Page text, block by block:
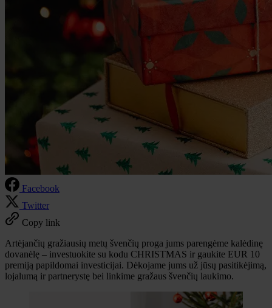
Facebook
Twitter
Copy link
Artėjančių gražiausių metų švenčių proga jums parengėme kalėdinę
dovanėlę – investuokite su kodu CHRISTMAS ir gaukite EUR 10
premiją papildomai investicijai. Dėkojame jums už jūsų pasitikėjimą,
lojalumą ir partnerystę bei linkime gražaus švenčių laukimo.